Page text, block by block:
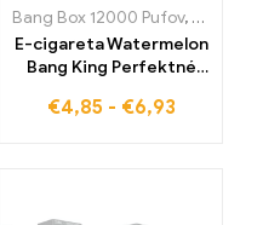
Jednorazové e-cigarety
Bang Box 12000 Pufov,
E-cigareta Watermelon
Bang King Perfektné
ťahov
€4,85 - €6,93